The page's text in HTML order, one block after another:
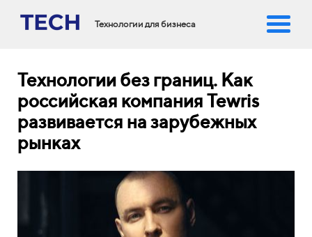
Технологии для бизнеса
Технологии без границ. Как
российская компания Tewris
развивается на зарубежных
рынках